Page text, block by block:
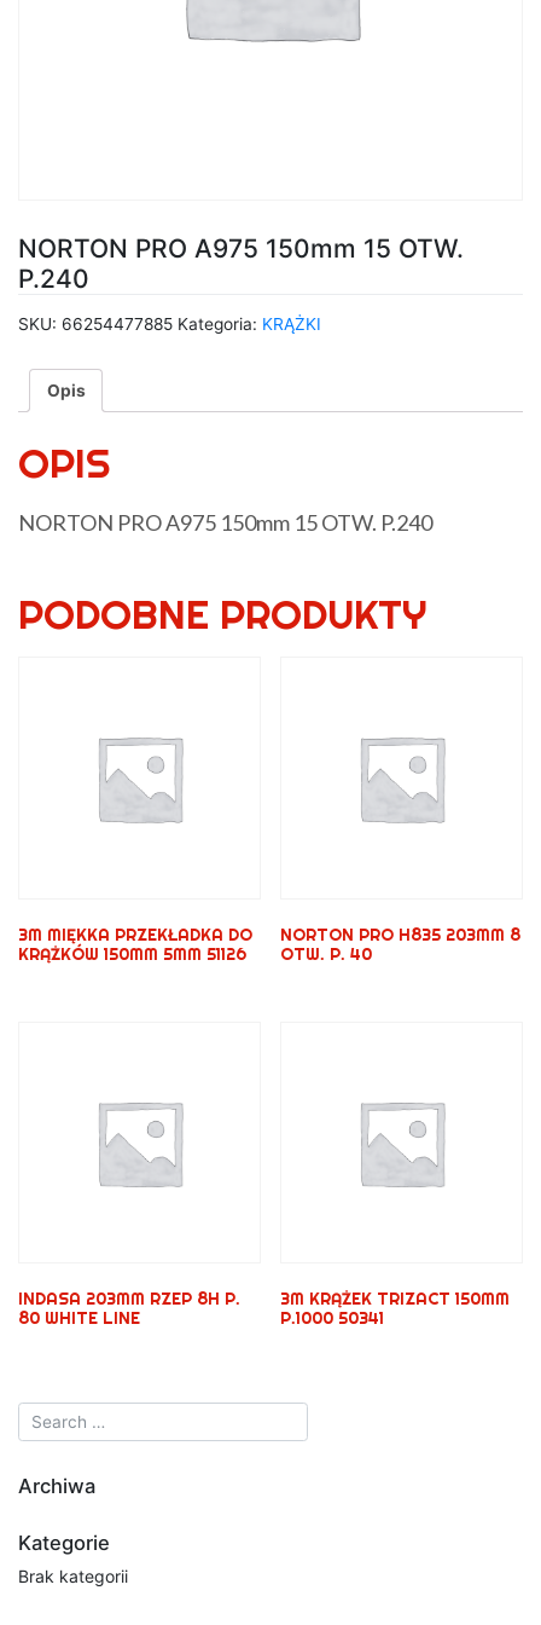
NORTON PRO A975 150mm 15 OTW.
P.240
SKU: 66254477885 Kategoria: KRĄŻKI
Opis
OPIS
NORTON PRO A975 150mm 15 OTW. P.240
PODOBNE PRODUKTY
3M MIĘKKA PRZEKŁADKA DO
KRĄŻKÓW 150MM 5MM 51126
NORTON PRO H835 203MM 8
OTW. P. 40
INDASA 203MM RZEP 8H P.
80 WHITE LINE
3M KRĄŻEK TRIZACT 150MM
P.1000 50341
Archiwa
Kategorie
Brak kategorii